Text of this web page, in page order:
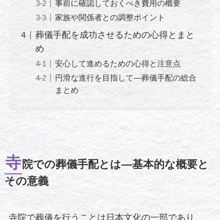
事前に確認しておくべき費用の概要
家族や関係者との調整ポイント
葬儀手配を成功させるための心得とまと
め
安心して進めるための心得と注意点
円滑な進行を目指して—葬儀手配の総合
まとめ
寺 院での葬儀手配とは—基本的な概要と
その意義
寺院で葬儀を行うことは日本文化の一部であり、